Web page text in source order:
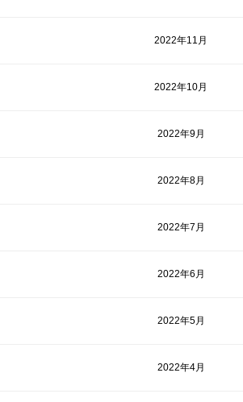
2022年11月
2022年10月
2022年9月
2022年8月
2022年7月
2022年6月
2022年5月
2022年4月